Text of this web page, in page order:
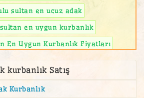
sultan en ucuz adak
en uygun kurbanlık
En Uygun Kurbanlık Fiyatları
sultan kurbanlık
sultan kurbanlık koç
sultan kurbanlık koyun
kurbanlık Satış
Kurbanlık